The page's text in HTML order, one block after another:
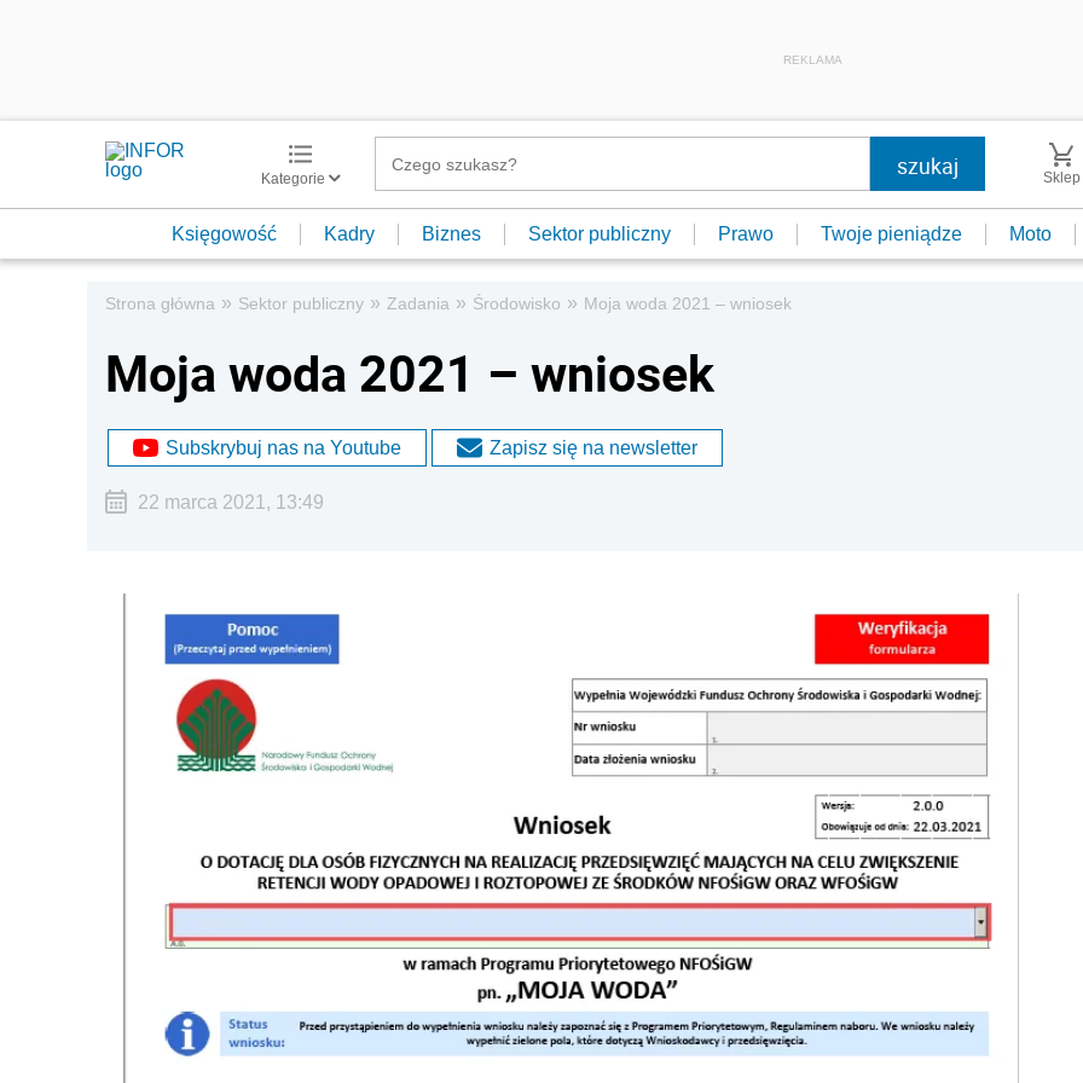
REKLAMA
Kategorie Sklep
Księgowość Kadry Biznes Sektor publiczny Prawo Twoje pieniądze Moto
Strona główna » Sektor publiczny » Zadania » Środowisko » Moja woda 2021 – wniosek
Moja woda 2021 – wniosek
Subskrybuj nas na Youtube Zapisz się na newsletter
22 marca 2021, 13:49